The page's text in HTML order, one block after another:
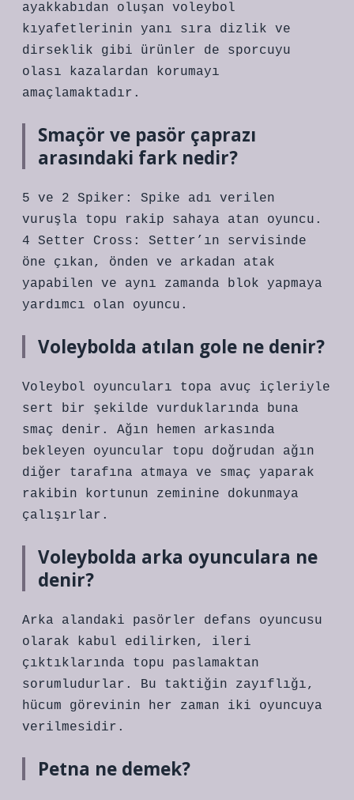
ayakkabıdan oluşan voleybol
kıyafetlerinin yanı sıra dizlik ve
dirseklik gibi ürünler de sporcuyu
olası kazalardan korumayı
amaçlamaktadır.
Smaçör ve pasör çaprazı
arasındaki fark nedir?
5 ve 2 Spiker: Spike adı verilen
vuruşla topu rakip sahaya atan oyuncu.
4 Setter Cross: Setter’ın servisinde
öne çıkan, önden ve arkadan atak
yapabilen ve aynı zamanda blok yapmaya
yardımcı olan oyuncu.
Voleybolda atılan gole ne denir?
Voleybol oyuncuları topa avuç içleriyle
sert bir şekilde vurduklarında buna
smaç denir. Ağın hemen arkasında
bekleyen oyuncular topu doğrudan ağın
diğer tarafına atmaya ve smaç yaparak
rakibin kortunun zeminine dokunmaya
çalışırlar.
Voleybolda arka oyunculara ne
denir?
Arka alandaki pasörler defans oyuncusu
olarak kabul edilirken, ileri
çıktıklarında topu paslamaktan
sorumludurlar. Bu taktiğin zayıflığı,
hücum görevinin her zaman iki oyuncuya
verilmesidir.
Petna ne demek?